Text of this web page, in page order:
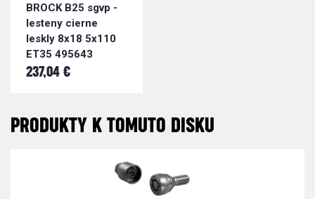
BROCK B25 sgvp -
lesteny cierne
leskly 8x18 5x110
ET35 495643
237,04 €
PRODUKTY K TOMUTO DISKU